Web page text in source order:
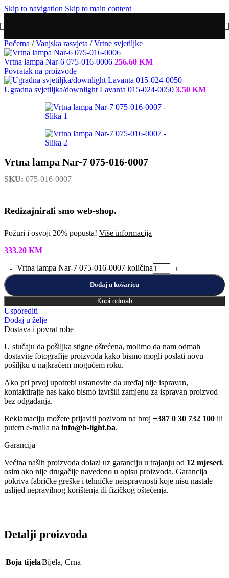
Skip to navigation Skip to main content
Početna / Vanjska rasvjeta / Vrtne svjetiljke
Vrtna lampa Nar-6 075-016-0006 256.60 KM
Povratak na proizvode
Ugradna svjetiljka/downlight Lavanta 015-024-0050 3.50 KM
Vrtna lampa Nar-7 075-016-0007
SKU: 075-016-0007
Redizajnirali smo web-shop.
Požuri i osvoji 20% popusta! Više informacija
333.20 KM
Vrtna lampa Nar-7 075-016-0007 količina
Dodaj u košaricu
Kupi odmah
Usporediti
Dodaj u želje
Dostava i povrat robe
U slučaju da pošiljka stigne oštećena, molimo da nam odmah
dostavite fotografije proizvoda kako bismo mogli poslati novu
pošiljku u najkraćem mogućem roku.
Ako pri prvoj upotrebi ustanovite da uređaj nije ispravan,
kontaktirajte nas kako bismo izvršili zamjenu za ispravan proizvod
bez odgađanja.
Reklamaciju možete prijaviti pozivom na broj +387 0 30 732 100 ili
putem e-maila na info@b-light.ba.
Garancija
Većina naših proizvoda dolazi uz garanciju u trajanju od 12 mjeseci,
osim ako nije drugačije navedeno u opisu proizvoda. Garancija
pokriva fabričke greške i tehničke neispravnosti koje nisu nastale
uslijed nepravilnog korištenja ili fizičkog oštećenja.
Detalji proizvoda
Boja tijelaBijela, Crna